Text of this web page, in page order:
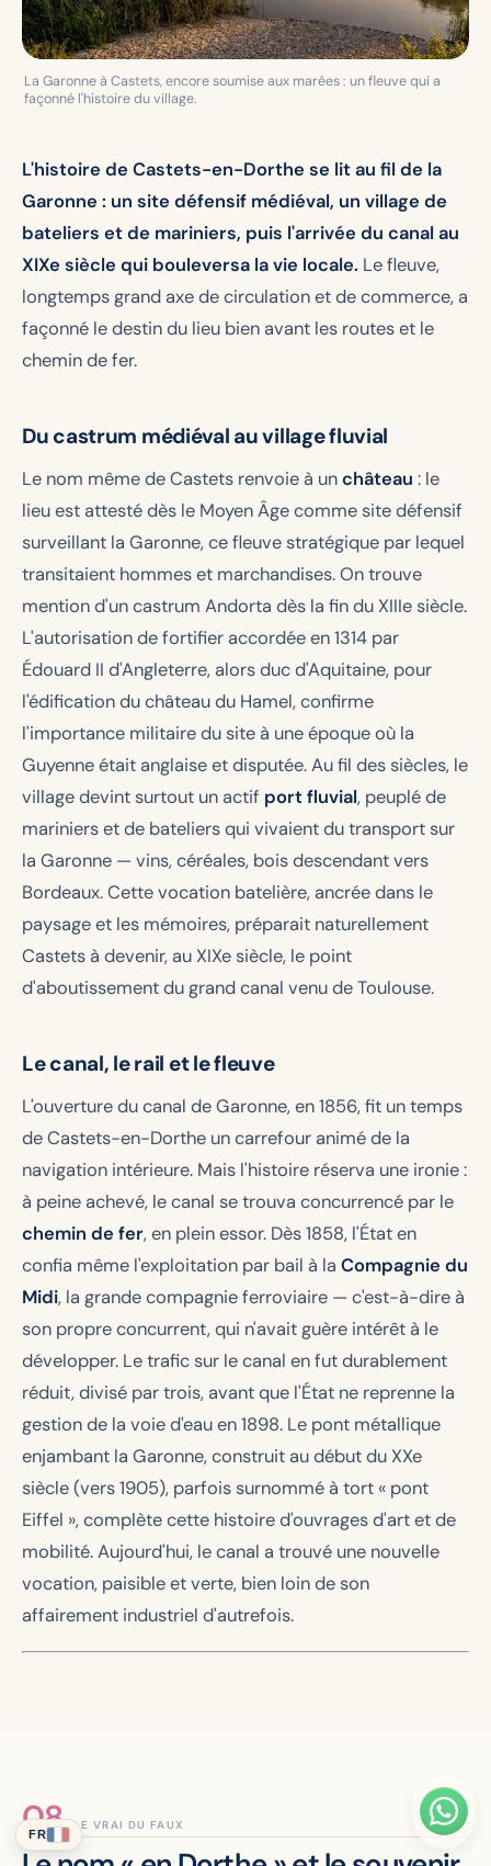
La Garonne à Castets, encore soumise aux marées : un fleuve qui a
façonné l'histoire du village.
L'histoire de Castets-en-Dorthe se lit au fil de la
Garonne : un site défensif médiéval, un village de
bateliers et de mariniers, puis l'arrivée du canal au
XIXe siècle qui bouleversa la vie locale. Le fleuve,
longtemps grand axe de circulation et de commerce, a
façonné le destin du lieu bien avant les routes et le
chemin de fer.
Du castrum médiéval au village fluvial
Le nom même de Castets renvoie à unchâteau : le
lieu est attesté dès le Moyen Âge comme site défensif
surveillant la Garonne, ce fleuve stratégique par lequel
transitaient hommes et marchandises. On trouve
mention d'uncastrum Andorta dès la fin du XIIIe siècle.
L'autorisation de fortifier accordée en 1314 par
Édouard II d'Angleterre, alors duc d'Aquitaine, pour
l'édification du château du Hamel, confirme
l'importance militaire du site à une époque où la
Guyenne était anglaise et disputée. Au fil des siècles, le
village devint surtout un actif port fluvial, peuplé de
mariniers et de bateliers qui vivaient du transport sur
la Garonne — vins, céréales, bois descendant vers
Bordeaux. Cette vocation batelière, ancrée dans le
paysage et les mémoires, préparait naturellement
Castets à devenir, au XIXe siècle, le point
d'aboutissement du grand canal venu de Toulouse.
Le canal, le rail et le fleuve
L'ouverture du canal de Garonne, en 1856, fit un temps
de Castets-en-Dorthe un carrefour animé de la
navigation intérieure. Mais l'histoire réserva une ironie :
à peine achevé, le canal se trouva concurrencé par le
chemin de fer, en plein essor. Dès 1858, l'État en
confia même l'exploitation par bail à la Compagnie du
Midi, la grande compagnie ferroviaire — c'est-à-dire à
son propre concurrent, qui n'avait guère intérêt à le
développer. Le trafic sur le canal en fut durablement
réduit, divisé par trois, avant que l'État ne reprenne la
gestion de la voie d'eau en 1898. Le pont métallique
enjambant la Garonne, construit au début du XXe
siècle (vers 1905), parfois surnommé à tort « pont
Eiffel », complète cette histoire d'ouvrages d'art et de
mobilité. Aujourd'hui, le canal a trouvé une nouvelle
vocation, paisible et verte, bien loin de son
affairement industriel d'autrefois.
LE VRAI DU FAUX
FR